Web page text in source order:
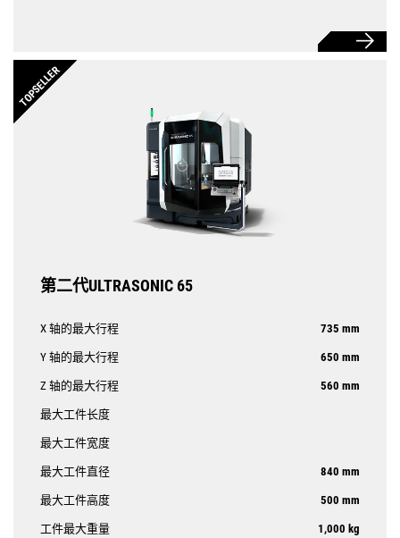
TOPSELLER
第二代ULTRASONIC 65
X 轴的最大行程 735 mm
Y 轴的最大行程 650 mm
Z 轴的最大行程 560 mm
最大工件长度
最大工件宽度
最大工件直径 840 mm
最大工件高度 500 mm
工件最大重量 1,000 kg